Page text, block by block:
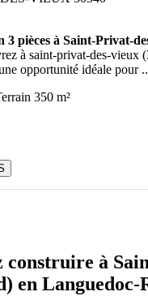
3 pièces à Saint-Privat-
à saint-privat-des-vieux
opportunité idéale pour
350 m²
construire à
en Languedoc-